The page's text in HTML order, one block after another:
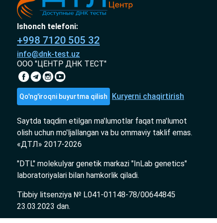
Ishonch telefoni:
+998 7120 505 32
info@dnk-test.uz
ООО "ЦЕНТР ДНК ТЕСТ"
Qo'ng'iroqni buyurtma qilish Kuryerni chaqirtirish
Saytda taqdim etilgan ma'lumotlar faqat ma'lumot
olish uchun mo'ljallangan va bu ommaviy taklif emas.
«ДТЛ» 2017-2026
"DTL" molekulyar genetik markazi "InLab genetics"
laboratoriyalari bilan hamkorlik qiladi.
Tibbiy litsenziya № L041-01148-78/00644845
23.03.2023 dan.